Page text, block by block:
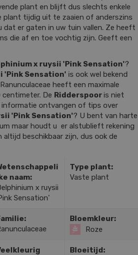
plant en blijft dus slechts enkele
plant tijdig uit te zaaien of anderszins
dat er gaten in uw tuin vallen. Ze heeft
die af en toe vochtig zijn. Geeft een
x ruysii 'Pink Sensation'?
'Pink Sensation' is ook wel bekend
heeft een maximale
De Ridderspooris niet
informatie ontvangen of tips over
'Pink Sensation'? U bent van harte
maar houdt u er alstublieft rekening
beschikbaar zijn, dus ook de
naam:
x ruysii
Sensation'
Type plant:
Vaste plant
Bloemkleur:
Roze
Bloeitijd: